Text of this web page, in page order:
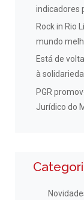
indicadores
Rock in Rio
mundo
Está de
à
PGR
Jurídico do